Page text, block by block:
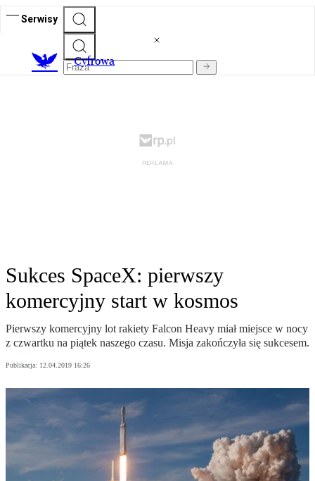
Serwisy
Cyfrowa
Sukces SpaceX: pierwszy
komercyjny start w kosmos
Pierwszy komercyjny lot rakiety Falcon Heavy miał miejsce w nocy
z czwartku na piątek naszego czasu. Misja zakończyła się sukcesem.
Publikacja: 12.04.2019 16:26